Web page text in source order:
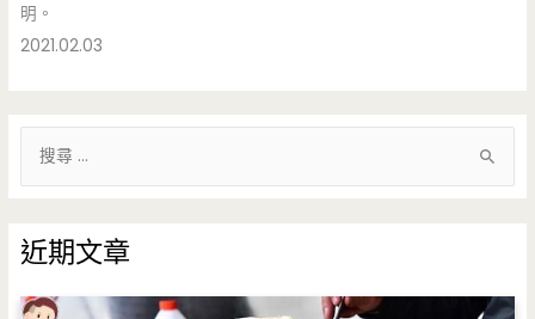
明。
2021.02.03
鍵
字
:
近期文章